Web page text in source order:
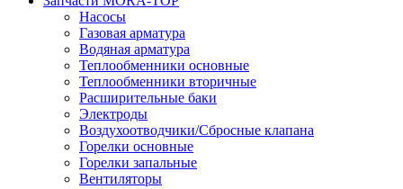
Насосы
Газовая арматура
Водяная арматура
Теплообменники основные
Теплообменники вторичные
Расширительные баки
Электроды
Воздухоотводчики/Сбросные клапана
Горелки основные
Горелки запальные
Вентиляторы